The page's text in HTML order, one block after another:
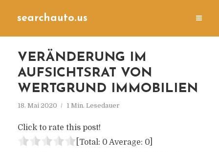
searchauto.us
VERÄNDERUNG IM
AUFSICHTSRAT VON
WERTGRUND IMMOBILIEN
18. Mai 2020 1 Min. Lesedauer
Click to rate this post!
[Total: 0 Average: 0]